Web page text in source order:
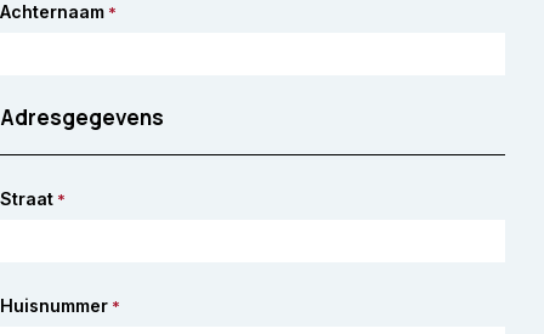
Achternaam *
Adresgegevens
Straat *
Huisnummer *